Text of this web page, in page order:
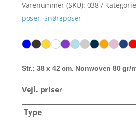
Varenummer (SKU): 038
poser, Snøreposer
Str.: 38 x 42 cm. Nonwoven 80 gr/
Vejl. priser